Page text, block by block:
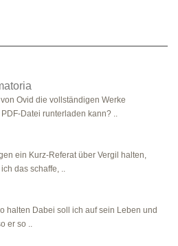
Ovid die vollständigen Werke
Datei runterladen kann? ..
ein Kurz-Referat über Vergil halten,
das schaffe, ..
halten Dabei soll ich auf sein Leben und
er so ..